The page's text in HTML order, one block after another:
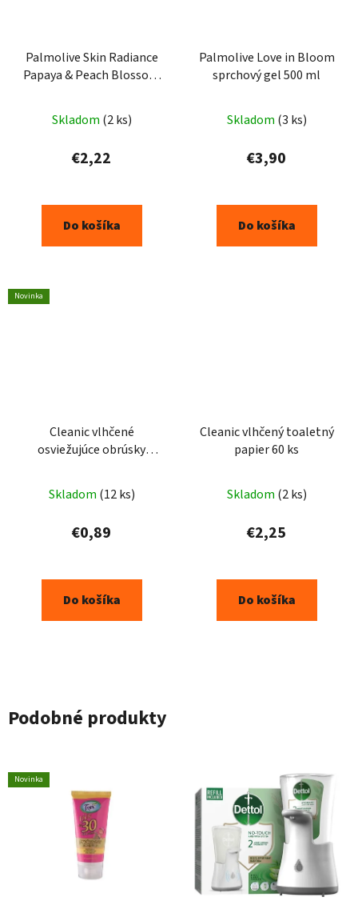
Palmolive Skin Radiance
Papaya & Peach Blossom
Skladom (2 ks)
€2,22
Do košíka
Palmolive Love in Bloom
sprchový gel 500 ml
Skladom (3 ks)
€3,90
Do košíka
Novinka
Cleanic vlhčené
osviežujúce obrúsky
15 ks
Skladom (12 ks)
€0,89
Do košíka
Cleanic vlhčený toaletný
papier 60 ks
Skladom (2 ks)
€2,25
Do košíka
Podobné produkty
Novinka